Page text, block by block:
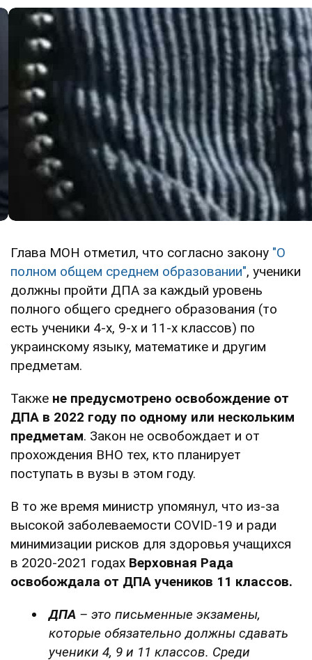
Глава МОН отметил, что согласно закону "О
полном общем среднем образовании", ученики
должны пройти ДПА за каждый уровень
полного общего среднего образования (то
есть ученики 4-х, 9-х и 11-х классов) по
украинскому языку, математике и другим
предметам.
Также не предусмотрено освобождение от
ДПА в 2022 году по одному или нескольким
предметам. Закон не освобождает и от
прохождения ВНО тех, кто планирует
поступать в вузы в этом году.
В то же время министр упомянул, что из-за
высокой заболеваемости COVID-19 и ради
минимизации рисков для здоровья учащихся
в 2020-2021 годах Верховная Рада
освобождала от ДПА учеников 11 классов.
ДПА – это письменные экзамены,
которые обязательно должны сдавать
ученики 4, 9 и 11 классов. Среди